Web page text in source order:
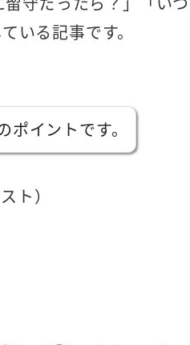
いる記事です。
イントです。
ト）